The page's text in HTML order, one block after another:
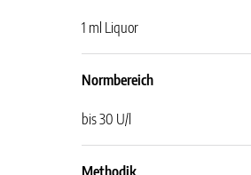
1 ml Liquor
Normbereich
bis 30 U/l
Methodik